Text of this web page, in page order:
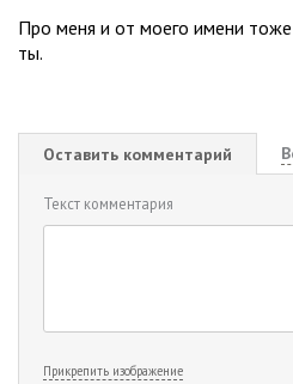
Про меня и от моего имени тоже
ты.
Оставить комментарий
Текст комментария
Прикрепить изображение